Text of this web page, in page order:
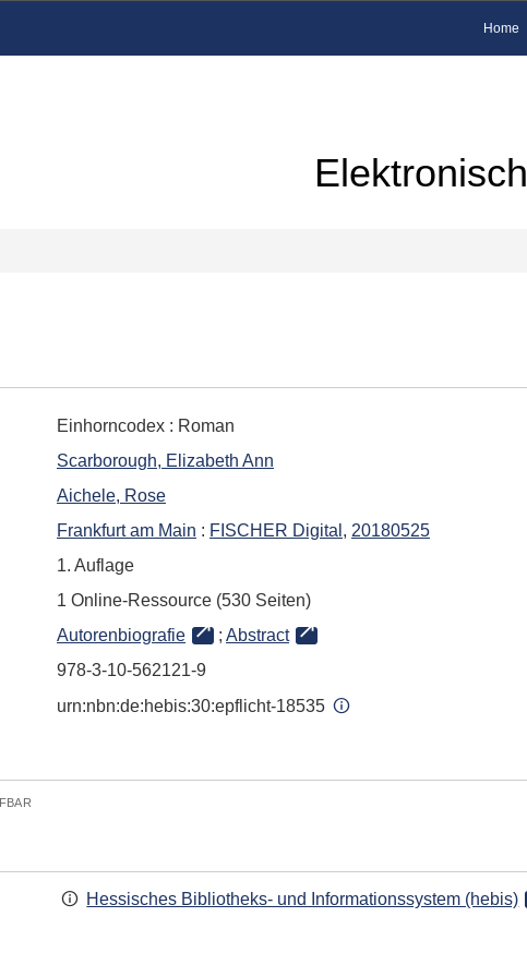
Home
Einhorncodex : Roman
Scarborough, Elizabeth Ann
Aichele, Rose
Frankfurt am Main : FISCHER Digital , 20180525
1. Auflage
1 Online-Ressource (530 Seiten)
Autorenbiografie ; Abstract
978-3-10-562121-9
urn:nbn:de:hebis:30:epflicht-18535
Hessisches Bibliotheks- und Informationssystem (hebis)